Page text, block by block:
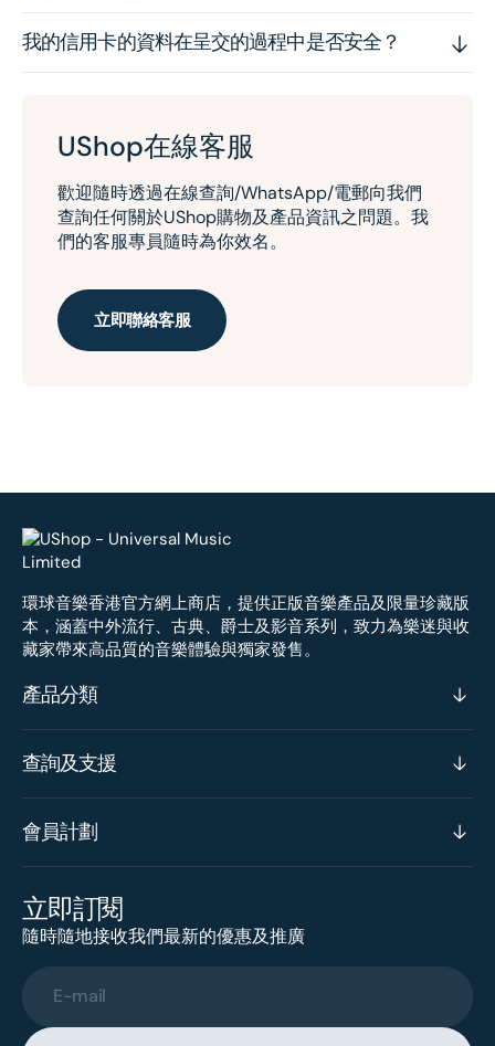
我的信用卡的資料在呈交的過程中是否安全？
UShop在線客服
歡迎隨時透過在線查詢/WhatsApp/電郵向我們
查詢任何關於UShop購物及產品資訊之問題。我
們的客服專員隨時為你效名。
立即聯絡客服
環球音樂香港官方網上商店，提供正版音樂產品及限量珍藏版
本，涵蓋中外流行、古典、爵士及影音系列，致力為樂迷與收
藏家帶來高品質的音樂體驗與獨家發售。
產品分類
查詢及支援
會員計劃
立即訂閱
隨時隨地接收我們最新的優惠及推廣
E-mail